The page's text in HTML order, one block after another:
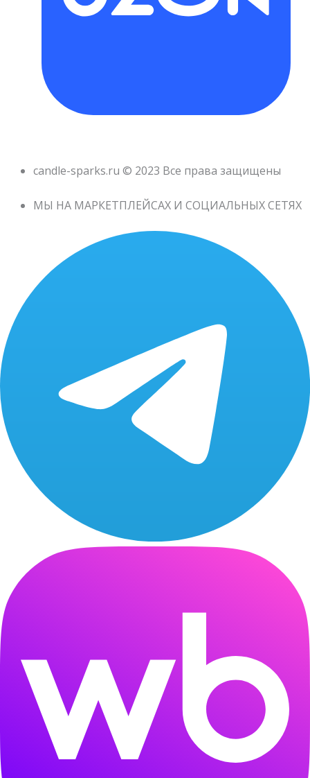
candle-sparks.ru © 2023 Все права защищены
МЫ НА МАРКЕТПЛЕЙСАХ И СОЦИАЛЬНЫХ СЕТЯХ